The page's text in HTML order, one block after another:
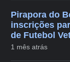
Pirapora do
inscrições
de Futebol
1 mês atrás